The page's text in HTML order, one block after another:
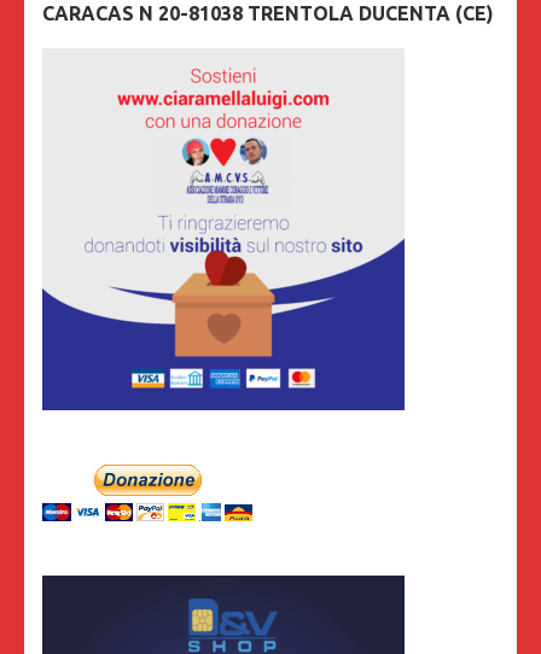
CARACAS N 20-81038 TRENTOLA DUCENTA (CE)